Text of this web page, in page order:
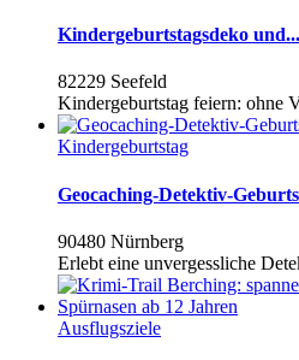
Kindergeburtstagsdeko und...
82229 Seefeld
Kindergeburtstag feiern: ohne
Kindergeburtstag
Geocaching-Detektiv-
90480 Nürnberg
Erlebt eine unvergessliche
Ausflugsziele